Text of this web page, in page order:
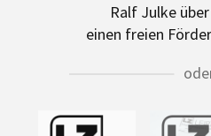
Ralf Julke über
einen freien